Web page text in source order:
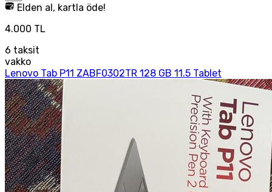
Elden al, kartla öde!
4.000 TL
6 taksit
vakko
Lenovo Tab P11 ZABF0302TR 128 GB 11.5 Tablet